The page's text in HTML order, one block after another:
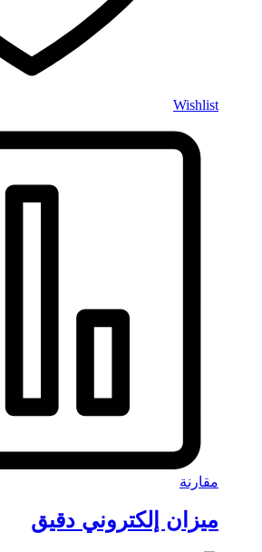
Wishlist
مقارنة
ميزان إلكتروني دقيق